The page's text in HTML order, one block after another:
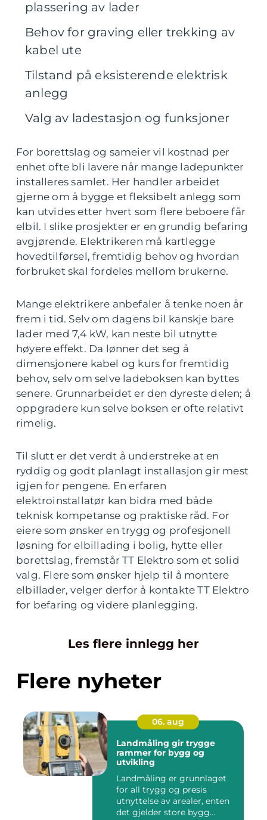
plassering av lader
Behov for graving eller trekking av
kabel ute
Tilstand på eksisterende elektrisk
anlegg
Valg av ladestasjon og funksjoner
For borettslag og sameier vil kostnad per
enhet ofte bli lavere når mange ladepunkter
installeres samlet. Her handler arbeidet
gjerne om å bygge et fleksibelt anlegg som
kan utvides etter hvert som flere beboere får
elbil. I slike prosjekter er en grundig befaring
avgjørende. Elektrikeren må kartlegge
hovedtilførsel, fremtidig behov og hvordan
forbruket skal fordeles mellom brukerne.
Mange elektrikere anbefaler å tenke noen år
frem i tid. Selv om dagens bil kanskje bare
lader med 7,4 kW, kan neste bil utnytte
høyere effekt. Da lønner det seg å
dimensjonere kabel og kurs for fremtidig
behov, selv om selve ladeboksen kan byttes
senere. Grunnarbeidet er den dyreste delen; å
oppgradere kun selve boksen er ofte relativt
rimelig.
Til slutt er det verdt å understreke at en
ryddig og godt planlagt installasjon gir mest
igjen for pengene. En erfaren
elektroinstallatør kan bidra med både
teknisk kompetanse og praktiske råd. For
eiere som ønsker en trygg og profesjonell
løsning for elbillading i bolig, hytte eller
borettslag, fremstår TT Elektro som et solid
valg. Flere som ønsker hjelp til å montere
elbillader, velger derfor å kontakte TT Elektro
for befaring og videre planlegging.
Les flere innlegg her
Flere nyheter
06. aug
Landmåling gir trygge
rammer for bygg og
utvikling
Landmåling er grunnlaget
for all trygg og presis
utnyttelse av arealer, enten
det gjelder store bygg...